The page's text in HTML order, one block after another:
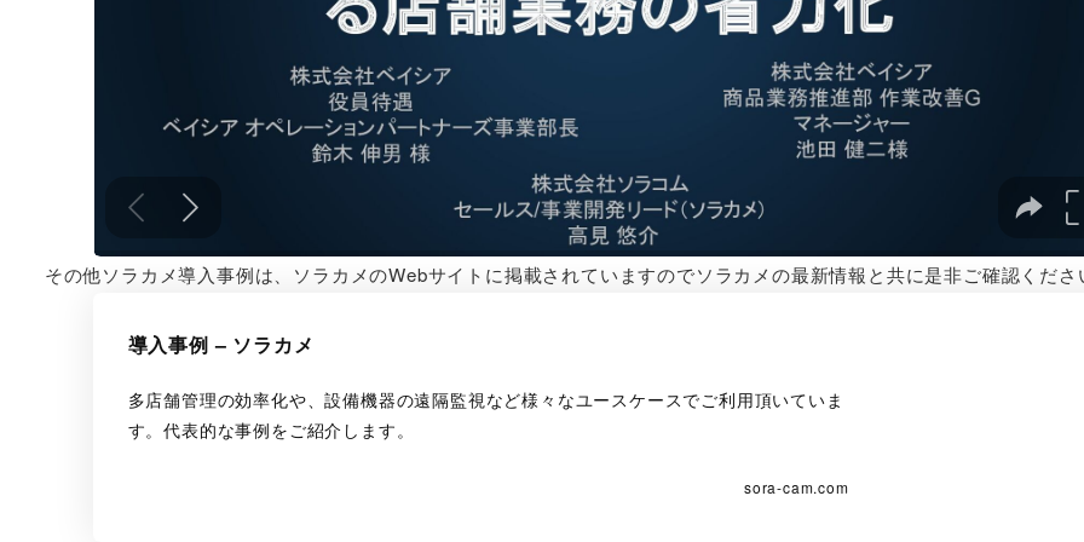
その他ソラカメ導入事例は、ソラカメのWebサイトに掲載されていますのでソラカメの最新情報と共に是非ご確認くださ
導入事例 – ソラカメ
多店舗管理の効率化や、設備機器の遠隔監視など様々なユースケースでご利用頂いていま
す。代表的な事例をご紹介します。
sora-cam.com